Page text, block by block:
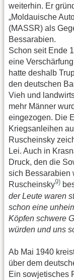
weiterhin. Er
„Moldauische
(MASSR) als
Bessarabien.
Schon seit Ende
eine
hatte deshalb
den deutschen
Vieh und
mehr Männer
eingezogen. Die
Kriegsanleihen
Ruscheinsky
Lei. Auch in
Druck, den die
sich Bessarabien
Ruscheinsky9)
der Leute waren
schon eine
Köpfen schwere
würden und uns
Ab Mai 1940
über dem
Ein sowjetisches